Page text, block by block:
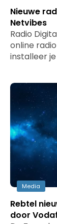
Nieuwe
Netvibes
Radio
online
installeer
Media
Rebtel
door